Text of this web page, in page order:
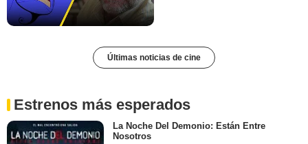
Últimas noticias de cine
Estrenos más esperados
La Noche Del Demonio: Están Entre
Nosotros